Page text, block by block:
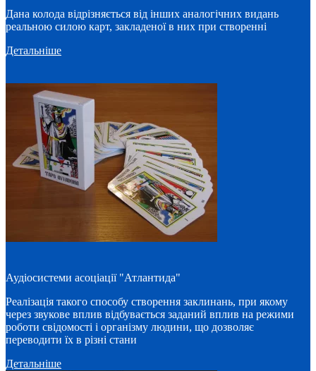
Дана колода відрізняється від інших аналогічних видань
реальною силою карт, закладеної в них при створенні
Детальніше
Аудіосистеми асоціації "Атлантида"
Реалізація такого способу створення заклинань, при якому
через звукове вплив відбувається заданий вплив на режими
роботи свідомості і організму людини, що дозволяє
переводити їх в різні стани
Детальніше